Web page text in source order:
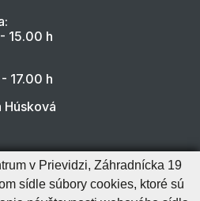
15.00 h
17.00 h
Húsková
v Prievidzi, Záhradnícka 19
sídle súbory cookies, ktoré sú